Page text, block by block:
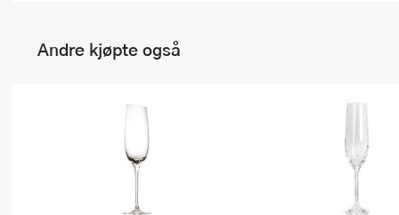
Andre kjøpte også